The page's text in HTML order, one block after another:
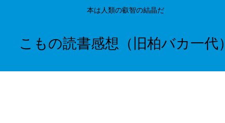
本は人類の叡智の結晶だ
こもの読書感想（旧柏バカ一代）